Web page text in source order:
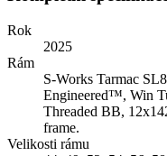
Rok
2025
Rám
S-Works Tarmac
Engineered™, Win
Threaded BB,
frame.
Velikosti rámu